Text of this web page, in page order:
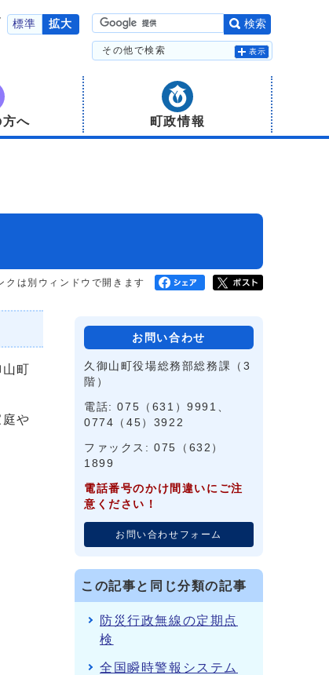
標準 拡大 検索
その他で検索 表示
へ 町政情報
クは別ウィンドウで開きます
町
や
お問い合わせ
久御山町役場総務部総務課（3
階）
電話: 075（631）9991、
0774（45）3922
ファックス: 075（632）
1899
電話番号のかけ間違いにご注
意ください！
お問い合わせフォーム
この記事と同じ分類の記事
防災行政無線の定期点
検
全国瞬時警報システム